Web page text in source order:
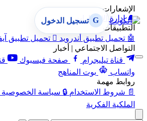
الإشعارات
🔔 إدارة الإشعارات
التطبيقات
🤖 تحميل تطبيق أندرويد  تحميل تطبيق
التواصل الاجتماعي | أخبار
قناة تيليجرام
صفحة فيسبوك
واتساب
بوت المناهج
روابط مهمة
📄 شروط الاستخدام 🔒 سياسة الخصوصية
الملكية الفكرية
G تسجيل الدخول